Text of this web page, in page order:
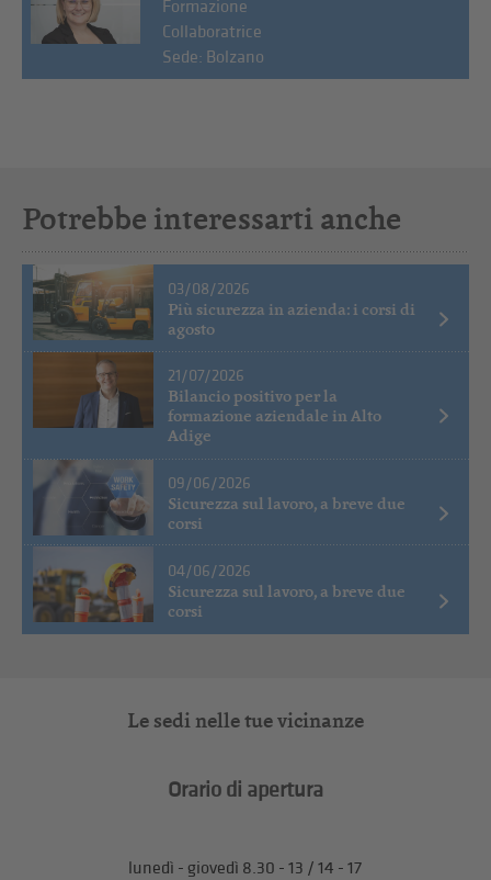
Formazione
Collaboratrice
Sede: Bolzano
Potrebbe interessarti anche
03/08/2026
Più sicurezza in azienda: i corsi di
agosto
21/07/2026
Bilancio positivo per la
formazione aziendale in Alto
Adige
09/06/2026
Sicurezza sul lavoro, a breve due
corsi
04/06/2026
Sicurezza sul lavoro, a breve due
corsi
Le sedi nelle tue vicinanze
Orario di apertura
lunedì - giovedì 8.30 - 13 / 14 - 17